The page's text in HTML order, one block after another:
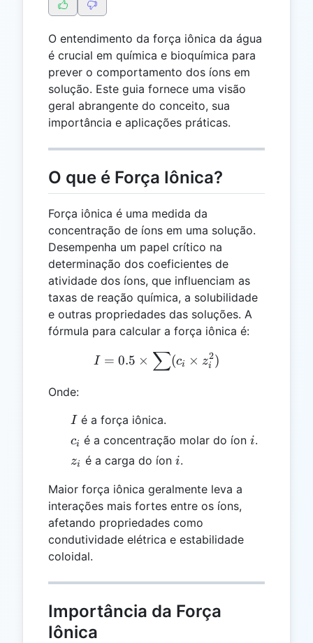
O entendimento da força iônica da água
é crucial em química e bioquímica para
prever o comportamento dos íons em
solução. Este guia fornece uma visão
geral abrangente do conceito, sua
importância e aplicações práticas.
O que é Força Iônica?
Força iônica é uma medida da
concentração de íons em uma solução.
Desempenha um papel crítico na
determinação dos coeficientes de
atividade dos íons, que influenciam as
taxas de reação química, a solubilidade
e outras propriedades das soluções. A
fórmula para calcular a força iônica é:
I = 0.5 \times \sum(c_i
I = 0.5 × ∑(ci × zi
2)
Onde:
I
Ié a força iônica.
c_i
ci é a concentração molar do íon i
i.
z_i
zi é a carga do íon i
i.
Maior força iônica geralmente leva a
interações mais fortes entre os íons,
afetando propriedades como
condutividade elétrica e estabilidade
coloidal.
Importância da Força
Iônica